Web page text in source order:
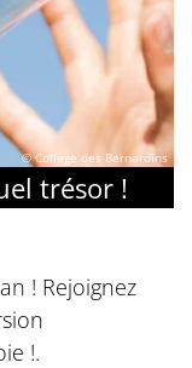
© Collège des Bernardins
trésor !
! Rejoignez
!.